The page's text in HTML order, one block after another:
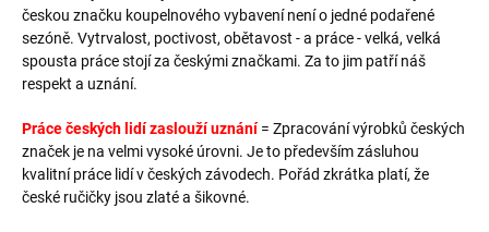
českou značku koupelnového vybavení není o jedné podařené
sezóně. Vytrvalost, poctivost, obětavost - a práce - velká, velká
spousta práce stojí za českými značkami. Za to jim patří náš
respekt a uznání.
Práce českých lidí zaslouží uznání= Zpracování výrobků českých
značek je na velmi vysoké úrovni. Je to především zásluhou
kvalitní práce lidí v českých závodech. Pořád zkrátka platí, že
české ručičky jsou zlaté a šikovné.